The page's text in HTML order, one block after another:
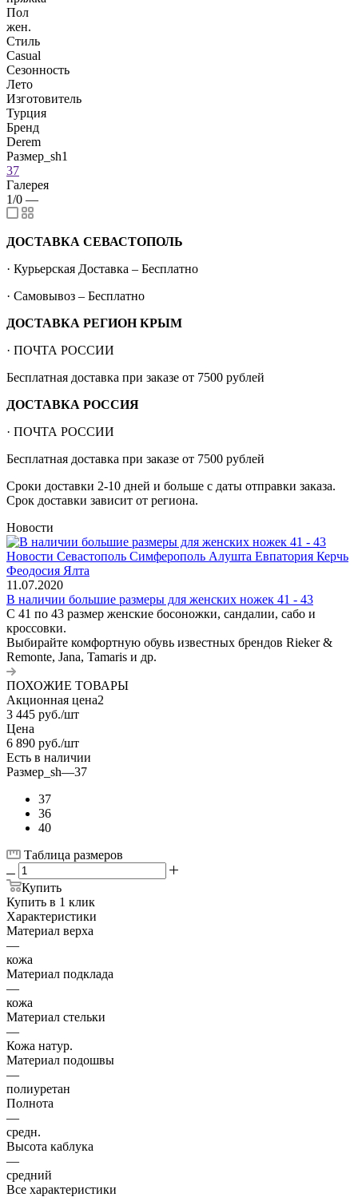
Пол
жен.
Стиль
Casual
Сезонность
Лето
Изготовитель
Турция
Бренд
Derem
Размер_sh1
37
Галерея
1/0 —
ДОСТАВКА СЕВАСТОПОЛЬ
· Курьерская Доставка – Бесплатно
· Самовывоз – Бесплатно
ДОСТАВКА РЕГИОН КРЫМ
· ПОЧТА РОССИИ
Бесплатная доставка при заказе от 7500 рублей
ДОСТАВКА РОССИЯ
· ПОЧТА РОССИИ
Бесплатная доставка при заказе от 7500 рублей
Сроки доставки 2-10 дней и больше с даты отправки заказа.
Срок доставки зависит от региона.
Новости
11.07.2020
В наличии большие размеры для женских ножек 41 - 43
С 41 по 43 размер женские босоножки, сандалии, сабо и
кроссовки.
Выбирайте комфортную обувь известных брендов Rieker &
Remonte, Jana, Tamaris и др.
ПОХОЖИЕ ТОВАРЫ
Акционная цена2
3 445 руб./шт
Цена
6 890 руб./шт
Есть в наличии
Размер_sh—37
37
36
40
Таблица размеров
Купить
Купить в 1 клик
Характеристики
Материал верха
—
кожа
Материал подклада
—
кожа
Материал стельки
—
Кожа натур.
Материал подошвы
—
полиуретан
Полнота
—
средн.
Высота каблука
—
средний
Все характеристики